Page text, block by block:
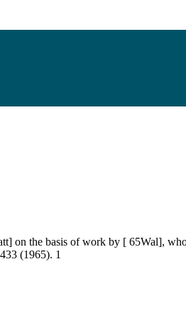
on the basis of work by [ 65Wal],
(1965). 1